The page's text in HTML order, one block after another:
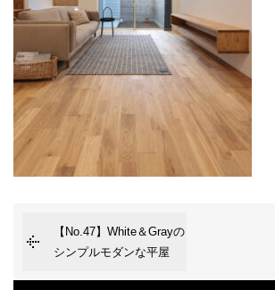
【No.47】White＆Grayの
シンプルモダンな平屋